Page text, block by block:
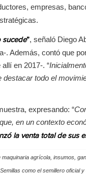
empresas,
sucede”, señaló Diego
. Además, contó que
en 2017-. “
todo el
expresando: “
en un contexto
la venta total de sus
agrícola, insumos,
como el semillero oficial